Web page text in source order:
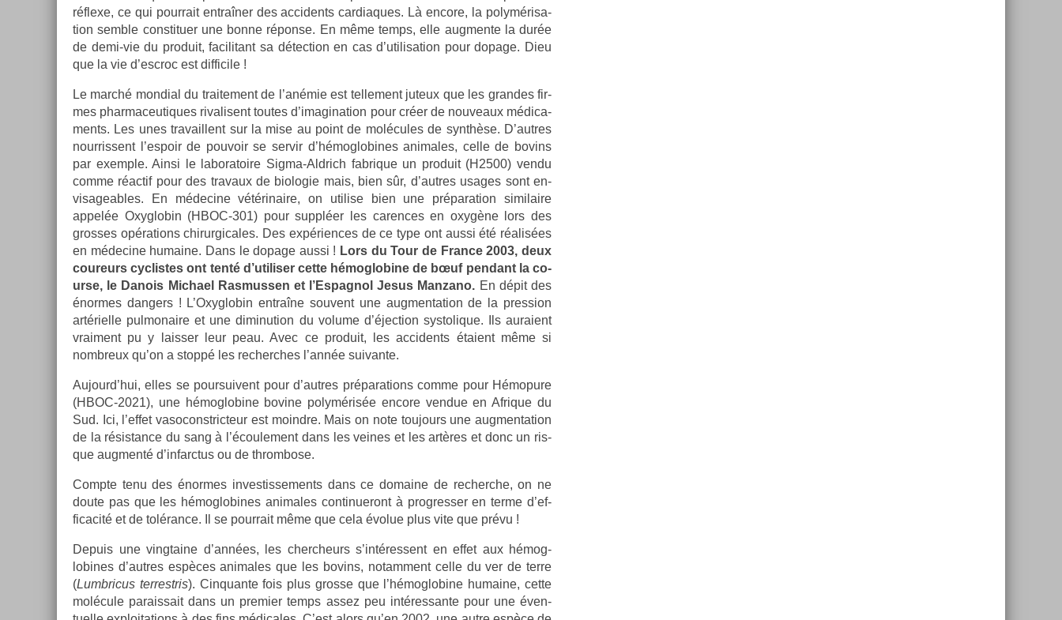
réflexe, ce qui pour­rait entraîner des ac­cidents car­diaques. Là en­core, la polymérisa­
tion semble con­stitu­er une bonne réponse. En même temps, elle aug­mente la durée
de demi-vie du pro­duit, facilitant sa détec­tion en cas d’utilisa­tion pour dopage. Dieu
que la vie d’escroc est dif­ficile !
Le marché mon­di­al du traite­ment de l’anémie est tel­le­ment juteux que les gran­des fir­
mes phar­maceutiques rivalisent toutes d’imagina­tion pour créer de nouveaux médica­
ments. Les unes travail­lent sur la mise au point de molécules de synthèse. D’aut­res
nour­rissent l’es­poir de pouvoir se ser­vir d’hémog­lobines an­imales, celle de bovins
par ex­em­ple. Ainsi le laboratoire Sigma-Aldrich fab­rique un pro­duit (H2500) vendu
comme réactif pour des travaux de bi­ologie mais, bien sûr, d’aut­res usages sont en­
visage­ables. En médecine vétérinaire, on util­ise bien une prépara­tion similaire
appelée Oxyg­lobin (HBOC-301) pour suppléer les car­ences en oxygène lors des
gros­ses op­éra­tions chirur­gicales. Des ex­péri­ences de ce type ont aussi été réalisées
en médecine humaine. Dans le dopage aussi ! Lors du Tour de Fran­ce 2003, deux
co­ureurs cyc­listes ont tenté d’utilis­er cette hémog­lobine de bœuf pen­dant la co­
ur­se, le Danois Mic­hael Ras­muss­en et l’Es­pagnol Jesus Man­zano. En dépit des
énor­mes dang­ers ! L’Oxyg­lobin entraîne souvent une aug­menta­tion de la pre­ss­ion
artériel­le pul­monaire et une di­minu­tion du volume d’éjec­tion sys­tolique. Ils auraient
vrai­ment pu y laiss­er leur peau. Avec ce pro­duit, les ac­cidents étaient même si
nombreux qu’on a stoppé les re­cherches l’année suivan­te.
Aujourd’hui, elles se pour­suivent pour d’aut­res prépara­tions comme pour Hémopure
(HBOC-2021), une hémog­lobine bovine polymérisée en­core ven­due en Af­rique du
Sud. Ici, l’effet vasoconstric­teur est moindre. Mais on note toujours une aug­menta­tion
de la résis­tance du sang à l’écoule­ment dans les veines et les artères et donc un ris­
que aug­menté d’in­farctus ou de throm­bose.
Com­pte tenu des énor­mes in­ves­tisse­ments dans ce domaine de re­cherche, on ne
doute pas que les hémog­lobines an­imales con­tinueront à pro­gress­er en terme d’ef­
ficacité et de tolérance. Il se pour­rait même que cela évolue plus vite que prévu !
De­puis une vingtaine d’années, les chercheurs s’intéres­sent en effet aux hémog­
lobines d’aut­res espèces an­imales que les bovins, notam­ment celle du ver de terre
(Lumbricus ter­restris). Cin­quan­te fois plus gros­se que l’hémog­lobine humaine, cette
molécule para­is­sait dans un pre­mi­er temps assez peu in­téres­sante pour une éven­